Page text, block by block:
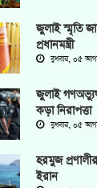
জুলাই স্মৃতি
প্রধানমন্ত্রী
বুধবার, ০৫
জুলাই
কড়া নিরাপত্তা
বুধবার, ০৫
হরমুজ
ইরান